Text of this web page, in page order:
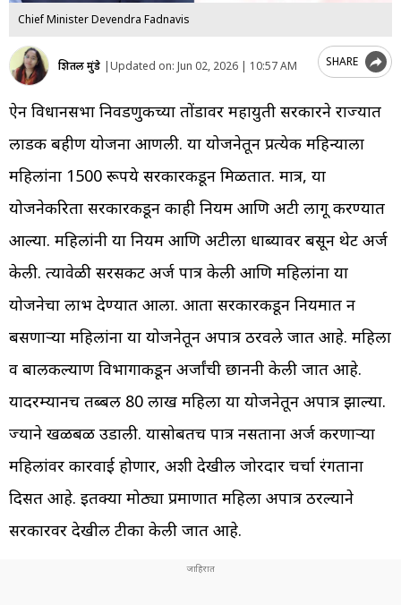
Chief Minister Devendra Fadnavis
शितल मुंडे |Updated on: Jun 02, 2026 | 10:57 AM SHARE
ऐन विधानसभा निवडणुकीच्या तोंडावर महायुती सरकारने राज्यात
लाडकी बहीण योजना आणली. या योजनेतून प्रत्येक महिन्याला
महिलांना 1500 रूपये सरकारकडून मिळतात. मात्र, या
योजनेकरिता सरकारकडून काही नियम आणि अटी लागू करण्यात
आल्या. महिलांनी या नियम आणि अटीला धाब्यावर बसून थेट अर्ज
केली. त्यावेळी सरसकट अर्ज पात्र केली आणि महिलांना या
योजनेचा लाभ देण्यात आला. आता सरकारकडून नियमात न
बसणाऱ्या महिलांना या योजनेतून अपात्र ठरवले जात आहे. महिला
व बालकल्याण विभागाकडून अर्जांची छाननी केली जात आहे.
यादरम्यानच तब्बल 80 लाख महिला या योजनेतून अपात्र झाल्या.
ज्याने खळबळ उडाली. यासोबतच पात्र नसताना अर्ज करणाऱ्या
महिलांवर कारवाई होणार, अशी देखील जोरदार चर्चा रंगताना
दिसत आहे. इतक्या मोठ्या प्रमाणात महिला अपात्र ठरल्याने
सरकारवर देखील टीका केली जात आहे.